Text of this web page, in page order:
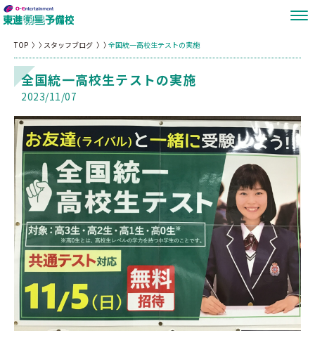
TOP スタッフブログ 全国統一高校生テストの実施
全国統一高校生テストの実施
2023/11/07